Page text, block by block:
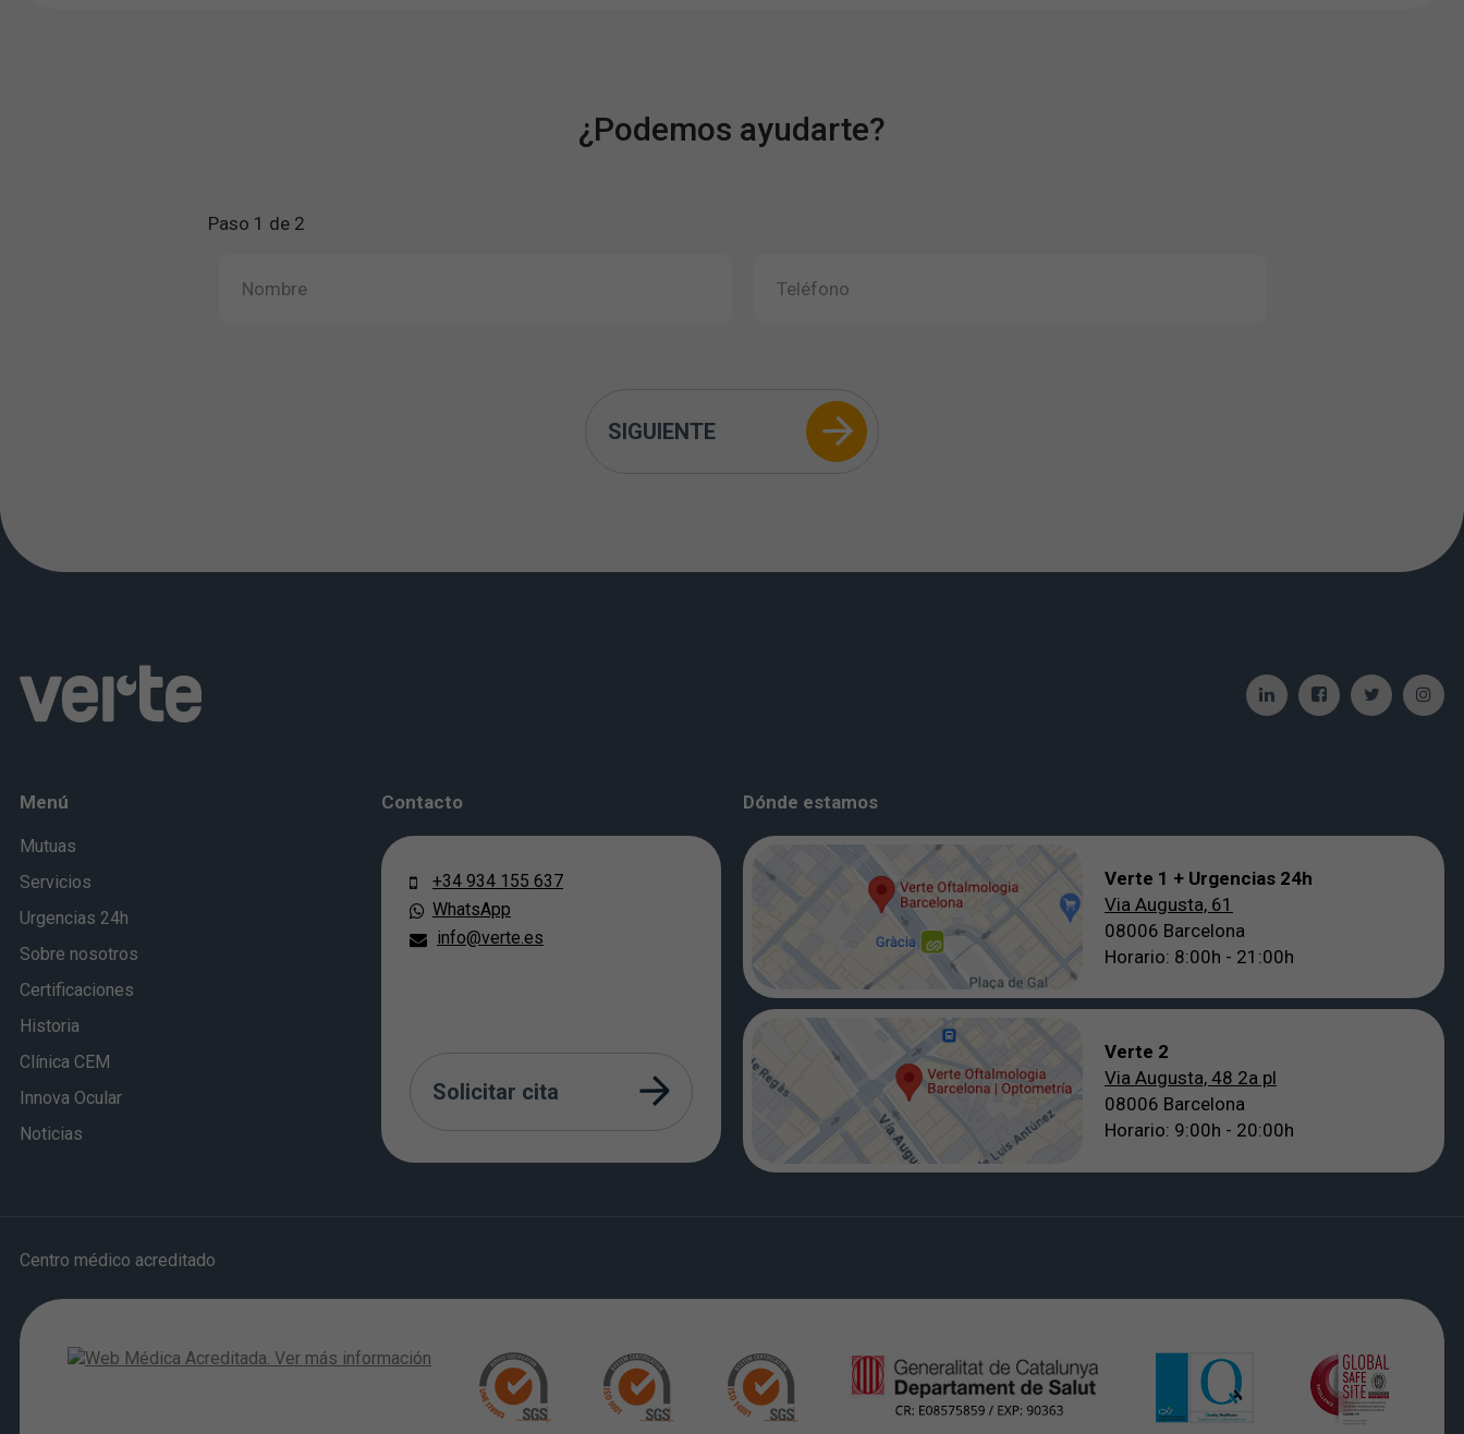
¿Podemos ayudarte?
Paso 1 de 2
SIGUIENTE
Menú
Mutuas
Servicios
Urgencias 24h
Sobre nosotros
Certificaciones
Historia
Clínica CEM
Innova Ocular
Noticias
Contacto
+34 934 155 637
WhatsApp
info@verte.es
Solicitar cita
Dónde estamos
Verte 1 + Urgencias 24h
Via Augusta, 61
08006 Barcelona
Horario: 8:00h - 21:00h
Verte 2
Via Augusta, 48 2a pl
08006 Barcelona
Horario: 9:00h - 20:00h
Centro médico acreditado